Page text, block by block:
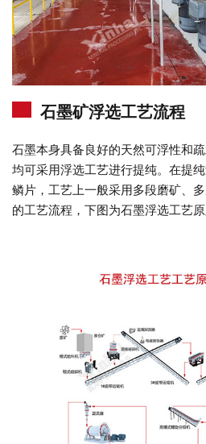
石墨矿浮选工艺流程
石墨本身具备良好的天然可浮性和
均可采用浮选工艺进行提纯。在提
鳞片，工艺上一般采用多段磨矿、
的工艺流程，下图为石墨浮选工艺原